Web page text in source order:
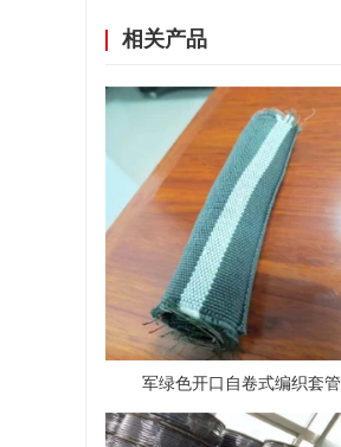
相关产品
军绿色开口自卷式编织套管